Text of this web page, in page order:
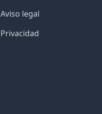
Aviso legal
Privacidad